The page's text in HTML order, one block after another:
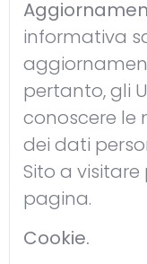
informativa
pertanto, gli
conoscere
dei dati
Sito a
pagina.
Cookie.